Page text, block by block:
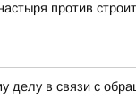
против
делу в связи с